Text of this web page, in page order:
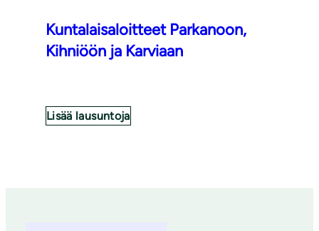
Kuntalaisaloitteet Parkanoon,
Kihniöön ja Karviaan
Lisää lausuntoja